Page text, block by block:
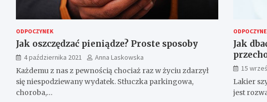
ODPOCZYNEK
Jak oszczędzać pieniądze? Proste sposoby
4 października 2021
Anna Laskowska
Każdemu z nas z pewnością chociaż raz w życiu zdarzył
się niespodziewany wydatek. Stłuczka parkingowa,
choroba,…
Jak
15
Lakier
jest